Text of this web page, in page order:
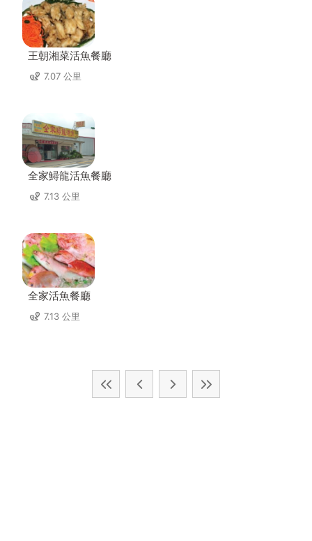
王朝湘菜活魚餐廳
7.07 公里
全家鱘龍活魚餐廳
7.13 公里
全家活魚餐廳
7.13 公里